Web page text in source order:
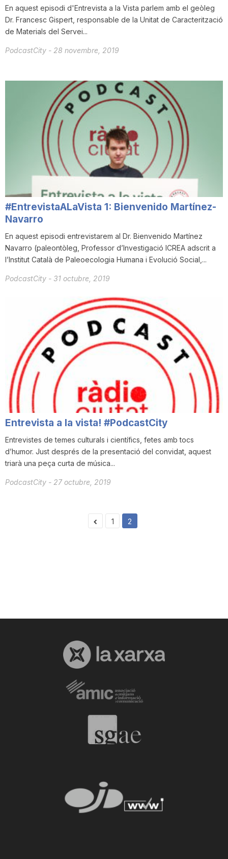
En aquest episodi d'Entrevista a la Vista parlem amb el geòleg
Dr. Francesc Gispert, responsable de la Unitat de Caracterització
de Materials del Servei...
PodcastCity - 28 novembre, 2019
#EntrevistaALaVista 1: Bienvenido Martínez-
Navarro
En aquest episodi entrevistarem al Dr. Bienvenido Martínez
Navarro (paleontòleg, Professor d’Investigació ICREA adscrit a
l’Institut Català de Paleoecologia Humana i Evolució Social,...
PodcastCity - 31 octubre, 2019
Entrevista a la vista! #PodcastCity
Entrevistes de temes culturals i científics, fetes amb tocs
d’humor. Just després de la presentació del convidat, aquest
triarà una peça curta de música...
PodcastCity - 27 octubre, 2019
1 2